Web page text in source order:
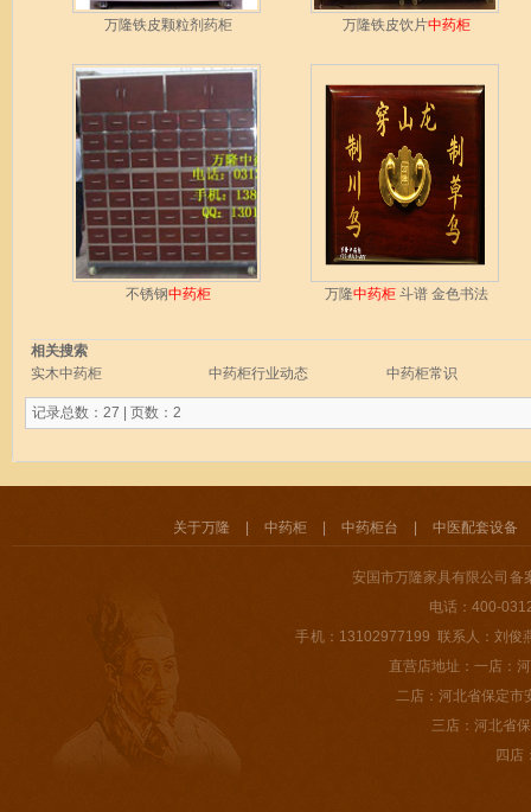
万隆铁皮颗粒剂药柜 万隆铁皮饮片中药柜
不锈钢中药柜 万隆中药柜斗谱 金色书法
相关搜索
实木中药柜
中药柜行业动态 中药柜常识
记录总数：27 | 页数：2
关于万隆 中药柜 中药柜台 中医配套设备
安国市万隆家具有限公司 备
电话：400-
手 机：13102977199 联系人：刘
直营店地址：一店：
二店：河北省保定市
三店：河北省
四店